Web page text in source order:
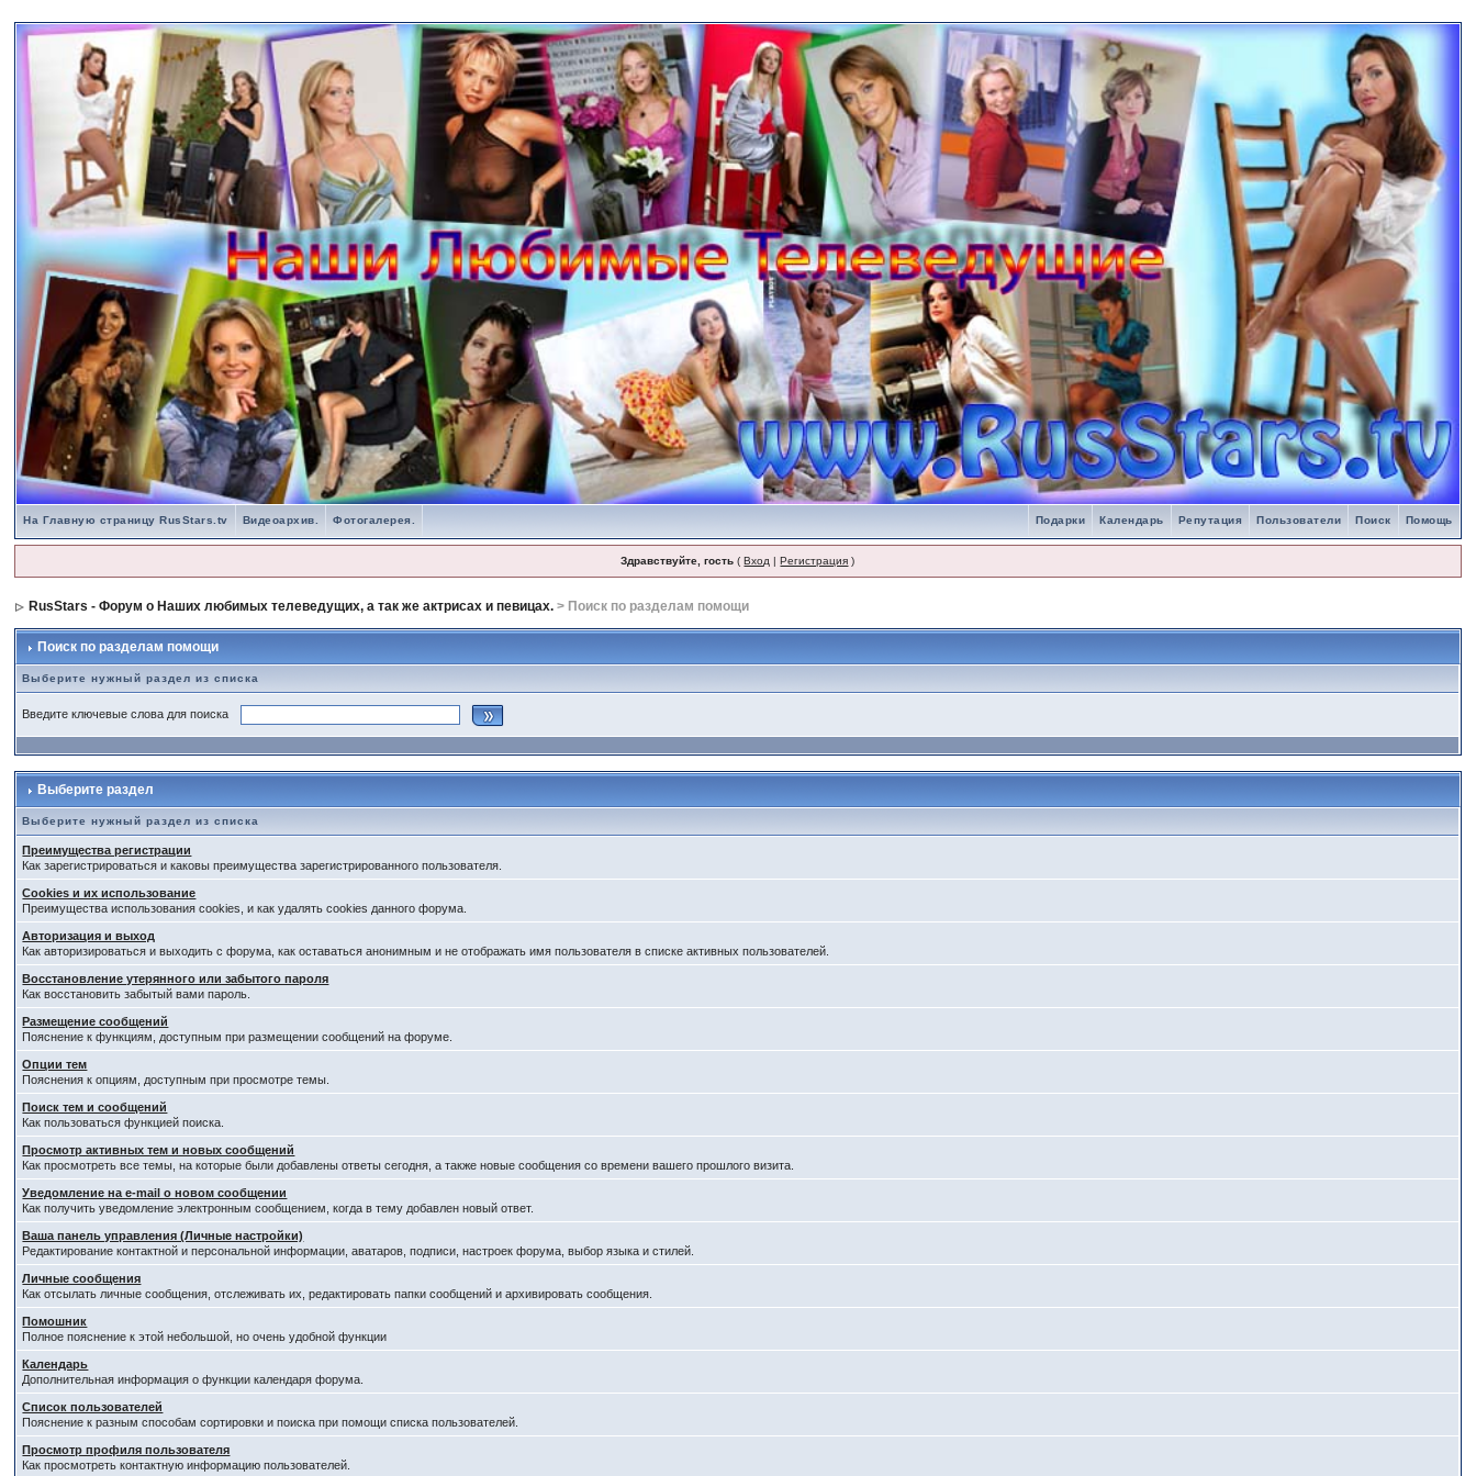
На Главную страницу RusStars.tv Помощь
Поиск
Пользователи
Репутация
Календарь
Подарки
Видеоархив. Фотогалерея.
Здравствуйте, гость (Вход |Регистрация )
RusStars - Форум о Наших любимых телеведущих, а так же актрисах и певицах. > Поиск по разделам помощи
Поиск по разделам помощи
Выберите нужный раздел из списка
Введите ключевые слова для поиска
Выберите раздел
Выберите нужный раздел из списка
Преимущества регистрации
Как зарегистрироваться и каковы преимущества зарегистрированного пользователя.
Cookies и их использование
Преимущества использования cookies, и как удалять cookies данного форума.
Авторизация и выход
Как авторизироваться и выходить с форума, как оставаться анонимным и не отображать имя пользователя в списке активных пользователей.
Восстановление утерянного или забытого пароля
Как восстановить забытый вами пароль.
Размещение сообщений
Пояснение к функциям, доступным при размещении сообщений на форуме.
Опции тем
Пояснения к опциям, доступным при просмотре темы.
Поиск тем и сообщений
Как пользоваться функцией поиска.
Просмотр активных тем и новых сообщений
Как просмотреть все темы, на которые были добавлены ответы сегодня, а также новые сообщения со времени вашего прошлого визита.
Уведомление на е-mail о новом сообщении
Как получить уведомление электронным сообщением, когда в тему добавлен новый ответ.
Ваша панель управления (Личные настройки)
Редактирование контактной и персональной информации, аватаров, подписи, настроек форума, выбор языка и стилей.
Личные сообщения
Как отсылать личные сообщения, отслеживать их, редактировать папки сообщений и архивировать сообщения.
Помошник
Полное пояснение к этой небольшой, но очень удобной функции
Календарь
Дополнительная информация о функции календаря форума.
Список пользователей
Пояснение к разным способам сортировки и поиска при помощи списка пользователей.
Просмотр профиля пользователя
Как просмотреть контактную информацию пользователей.